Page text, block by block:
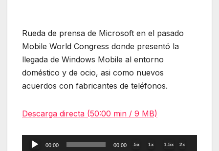
Rueda de prensa de Microsoft en el pasado
Mobile World Congress donde presentó la
llegada de Windows Mobile al entorno
doméstico y de ocio, asi como nuevos
acuerdos con fabricantes de teléfonos.
Descarga directa (50:00 min / 9 MB)
Reproductor
00:00 00:00 .5x 1x 1.5x 2x